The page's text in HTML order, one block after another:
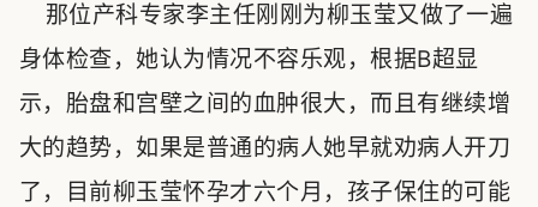
那位产科专家李主任刚刚为柳玉莹又做了一遍
身体检查，她认为情况不容乐观，根据B超显
示，胎盘和宫壁之间的血肿很大，而且有继续增
大的趋势，如果是普通的病人她早就劝病人开刀
了，目前柳玉莹怀孕才六个月，孩子保住的可能